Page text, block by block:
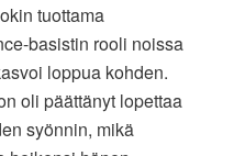
tuottama
basistin rooli noissa
loppua kohden.
oli päättänyt lopettaa
syönnin, mikä